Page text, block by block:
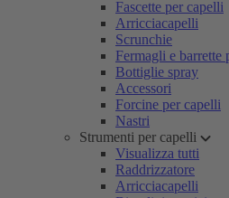
Fascette per capelli
Arricciacapelli
Scrunchie
Fermagli e barrette
Bottiglie spray
Accessori
Forcine per capelli
Nastri
Strumenti per capelli
Visualizza tutti
Raddrizzatore
Arricciacapelli